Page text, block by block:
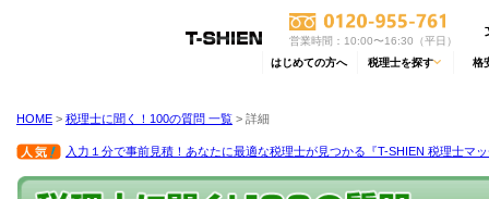
営業時間：10:00〜16:30（平日）
はじめての方へ 税理士を探す 格
HOME > 税理士に聞く！100の質問 一覧 > 詳細
入力１分で事前見積！あなたに最適な税理士が見つかる『T-SHIEN 税理士マ